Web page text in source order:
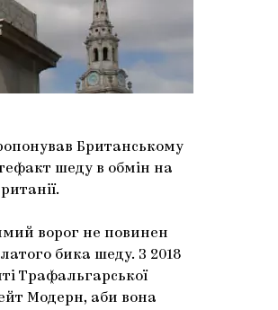
Британському
шеду в обмін на
ворог не повинен
бика шеду. З 2018
Трафальгарської
Модерн, аби вона